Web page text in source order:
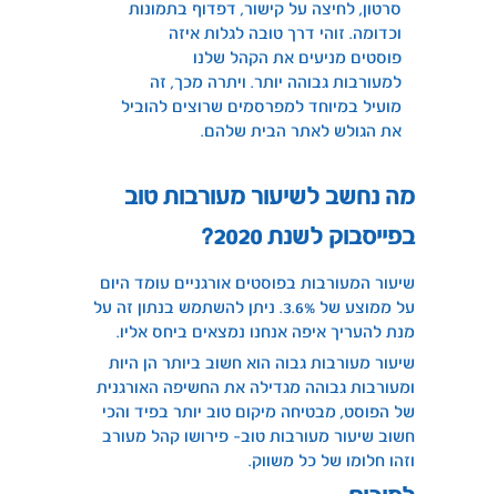
סרטון, לחיצה על קישור, דפדוף בתמונות
וכדומה. זוהי דרך טובה לגלות איזה
פוסטים מניעים את הקהל שלנו
למעורבות גבוהה יותר. ויתרה מכך, זה
מועיל במיוחד למפרסמים שרוצים להוביל
את הגולש לאתר הבית שלהם.
מה נחשב לשיעור מעורבות טוב
בפייסבוק לשנת 2020?
שיעור המעורבות בפוסטים אורגניים עומד היום
על ממוצע של 3.6%. ניתן להשתמש בנתון זה על
מנת להעריך איפה אנחנו נמצאים ביחס אליו.
שיעור מעורבות גבוה הוא חשוב ביותר הן היות
ומעורבות גבוהה מגדילה את החשיפה האורגנית
של הפוסט, מבטיחה מיקום טוב יותר בפיד והכי
חשוב שיעור מעורבות טוב- פירושו קהל מעורב
וזהו חלומו של כל משווק.